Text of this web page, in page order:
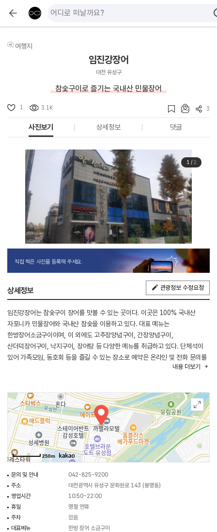
여행지
임진강장어
대전 유성구
참숯구이로 즐기는 국내산 민물장어
1 3.1K 3
사진보기 상세정보 댓글
1/ 2
직접 찍은 사진을 등록해 주세요.
상세정보 관광정보 수정요청
임진강장어는 참숯구이 장어를 맛볼 수 있는 곳이다. 이곳은 100% 국내산
자포니카 민물장어와 국내산 참숯을 이용하고 있다. 대표 메뉴는
한방장어소금구이이며, 이 외에도 고추장양념구이, 간장양념구이,
산더덕장어구이, 낙지구이, 장어탕 등 다양한 메뉴를 취급하고 있다. 단체석이
있어 가족모임, 동호회 등을 즐길 수 있는 장소로 예약은 온라인 및 전화 문의를
내용 더보기
250m
문의 및 안내
042-825-9200
주소
대전광역시 유성구 문화원로 143 (봉명동)
영업시간
10:50~22:00
휴일
명절 연휴
주차
있음
대표메뉴
한방 장어 소금구이